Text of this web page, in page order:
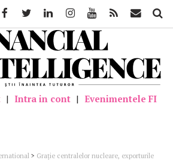
| Intra in cont | Evenimentele FI
> Graţie centralelor nucleare, exporturile
FacebookTwitter LinkedinInstagramYoutube Feed Mail